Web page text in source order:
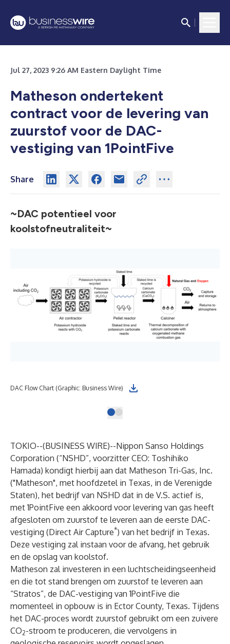
Jul 27, 2023 9:26 AM Eastern Daylight Time
Matheson ondertekent
contract voor de levering van
zuurstof voor de DAC-
vestiging van 1PointFive
Share
~DAC potentieel voor
koolstofneutraliteit~
DAC Flow Chart (Graphic: Business Wire)
TOKIO--(BUSINESS WIRE)--Nippon Sanso Holdings
Corporation (“NSHD”, voorzitter CEO: Toshihiko
Hamada) kondigt hierbij aan dat Matheson Tri-Gas, Inc.
("Matheson", met hoofdzetel in Texas, in de Verenigde
Staten), het bedrijf van NSHD dat in de V.S. actief is,
met 1PointFive een akkoord voor levering van gas heeft
afgesloten om zuurstof te leveren aan de eerste DAC-
vestiging (Direct Air Capture*) van het bedrijf in Texas.
Deze vestiging zal instaan voor de afvang, het gebruik
en de opslag van koolstof.
Matheson zal investeren in een luchtscheidingseenheid
en die tot stand brengen om zuurstof te leveren aan
“Stratos”, de DAC-vestiging van 1PointFive die
momenteel in opbouw is in Ector County, Texas. Tijdens
het DAC-proces wordt zuurstof gebruikt om een zuivere
CO2-stroom te produceren, die vervolgens in